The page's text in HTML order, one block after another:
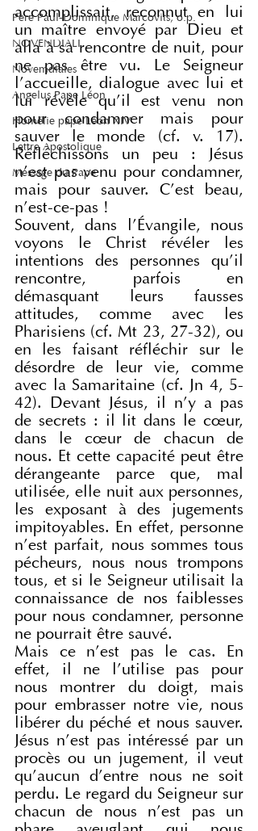
Père Paul-Dominique Marcovits, o.p.
NOVENDIALI
Novemdiales
Angelus Pape Léon
Homélie pape Léon XIV
Lettre Apostolique
Message du Pape
accomplissait, reconnut en lui
un maître envoyé par Dieu et
alla à sa rencontre de nuit, pour
ne pas être vu. Le Seigneur
l'accueille, dialogue avec lui et
lui révèle qu'il est venu non
pour condamner mais pour
sauver le monde (cf. v. 17).
Réfléchissons un peu : Jésus
n'est pas venu pour condamner,
mais pour sauver. C'est beau,
n'est-ce-pas !
Souvent, dans l'Évangile, nous
voyons le Christ révéler les
intentions des personnes qu'il
rencontre, parfois en
démasquant leurs fausses
attitudes, comme avec les
Pharisiens (cf. Mt 23, 27-32), ou
en les faisant réfléchir sur le
désordre de leur vie, comme
avec la Samaritaine (cf. Jn 4, 5-
42). Devant Jésus, il n'y a pas
de secrets : il lit dans le cœur,
dans le cœur de chacun de
nous. Et cette capacité peut être
dérangeante parce que, mal
utilisée, elle nuit aux personnes,
les exposant à des jugements
impitoyables. En effet, personne
n'est parfait, nous sommes tous
pécheurs, nous nous trompons
tous, et si le Seigneur utilisait la
connaissance de nos faiblesses
pour nous condamner, personne
ne pourrait être sauvé.
Mais ce n'est pas le cas. En
effet, il ne l'utilise pas pour
nous montrer du doigt, mais
pour embrasser notre vie, nous
libérer du péché et nous sauver.
Jésus n'est pas intéressé par un
procès ou un jugement, il veut
qu'aucun d'entre nous ne soit
perdu. Le regard du Seigneur sur
chacun de nous n'est pas un